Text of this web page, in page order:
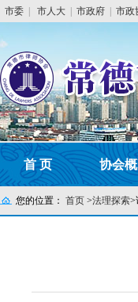
市委 市人大 市政府 市政
首 页 协会
您的位置： 首页 >法理探索>